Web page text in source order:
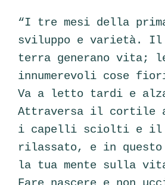
“I tre mesi della
sviluppo e varietà.
terra generano vita;
innumerevoli cose
Va a letto tardi e
Attraversa il cortile a
i capelli sciolti e il
rilassato, e in questo
la tua mente sulla